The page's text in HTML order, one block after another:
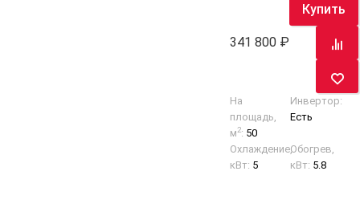
341 800
Купить
На
площадь,
м2: 50
Инвертор:
Есть
Охлаждение,
кВт: 5
Обогрев,
кВт: 5.8